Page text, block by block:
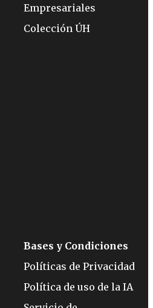
Empresariales
Colección ÚH
Bases y Condiciones
Políticas de Privacidad
Política de uso de la IA